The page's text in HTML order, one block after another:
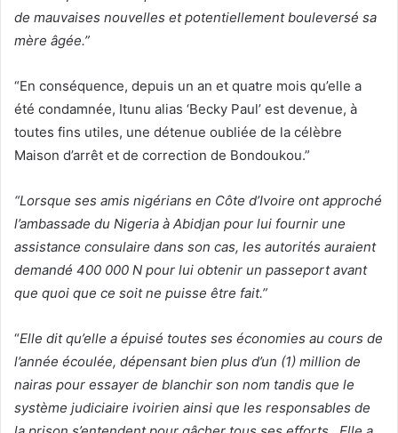
de mauvaises nouvelles et potentiellement bouleversé sa
mère âgée.”
“En conséquence, depuis un an et quatre mois qu’elle a
été condamnée, Itunu alias ‘Becky Paul’ est devenue, à
toutes fins utiles, une détenue oubliée de la célèbre
Maison d’arrêt et de correction de Bondoukou.”
“Lorsque ses amis nigérians en Côte d’Ivoire ont approché
l’ambassade du Nigeria à Abidjan pour lui fournir une
assistance consulaire dans son cas, les autorités auraient
demandé 400 000 N pour lui obtenir un passeport avant
que quoi que ce soit ne puisse être fait.”
“Elle dit qu’elle a épuisé toutes ses économies au cours de
l’année écoulée, dépensant bien plus d’un (1) million de
nairas pour essayer de blanchir son nom tandis que le
système judiciaire ivoirien ainsi que les responsables de